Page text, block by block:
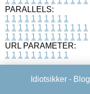
PARALLELS:
1 1 1 1 1 1 1 1 1 1
1 1 1 1 1 1 1 1 1 1 1 1 1
1 1 1 1 1 1 1 1 1 1 1 1 1
URL PARAMETER:
1 1 1 1 1 1 1 1 1 1
Idiotsikker - Blog